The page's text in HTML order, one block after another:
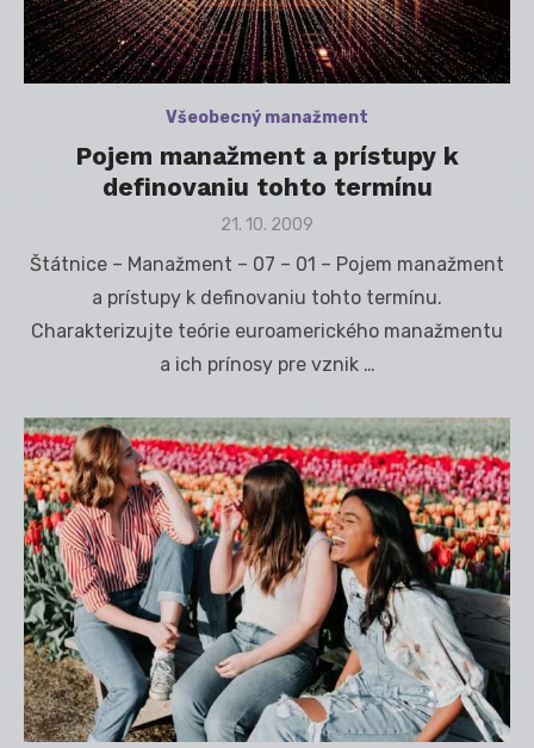
Všeobecný manažment
Pojem manažment a prístupy k
definovaniu tohto termínu
Posted
21. 10. 2009
Štátnice – Manažment – 07 – 01 – Pojem manažment
a prístupy k definovaniu tohto termínu.
Charakterizujte teórie euroamerického manažmentu
a ich prínosy pre vznik …